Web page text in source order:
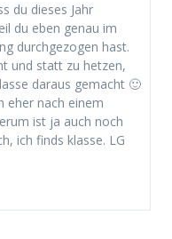
du dieses Jahr
du eben genau im
durchgezogen hast.
und statt zu hetzen,
daraus gemacht 🙂
eher nach einem
ist ja auch noch
ich finds klasse. LG